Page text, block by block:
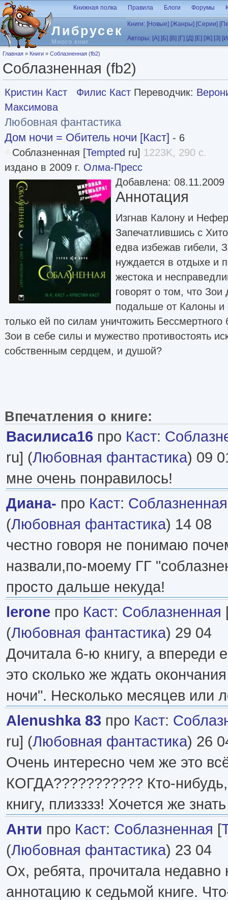
Перейти к основному содержанию
Либрусек
Много книг
Книжная полка Правила Блоги Форумы
Книги: [Новые] [Жанры] [Серии]
Авторы: [А] [Б] [В] [Г] [Д] [Е] [Ж] [З]
Вы здесь
Главная » Книги » Соблазненная (fb2)
Соблазненная (fb2)
Кристин Каст Филис Каст Переводчик:
Максимова
Любовная фантастика
Дом ночи = Обитель ночи [Каст] - 6
Соблазненная [Tempted ru] 1223K, 290 с.
издано в 2009 г. Олма-Пресс
Добавлена: 08.11.2009
Аннотация
Изгнав Калону и
Запечатлившись с
едва избежав гибели,
нуждается в отдыхе и
жестока и
говорят о том, что
подальше от Калоны и
только ей по силам уничтожить Бессмертного
Зои в себе силы и мужество противостоять
собственным сердцем, и душой?
Впечатления о книге:
Василиса16 про Каст:
ru] (Любовная фантастика) 09
мне очень понравилось!
Диана- про Каст: Соблазненная
(Любовная фантастика) 14 08
честно говоря не понимаю
назвали,по-моему ГГ
просто дальше некуда!
lerone про Каст: Соблазненная
(Любовная фантастика) 29 04
Дочитала 6-ю книгу, а впереди
это сколько же ждать
ночи". Несколько месяцев или
Alenushka 83 про Каст:
ru] (Любовная фантастика) 26
Очень интересно чем же это
КОГДА??????????? Кто-нибудь,
книгу, плизззз! Хочется же
Анти про Каст: Соблазненная [
(Любовная фантастика) 23 04
Ох, ребята, прочитала недавно
аннотацию к седьмой книге.